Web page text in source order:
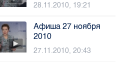
28.11.2010, 19:21
Афиша 27 ноября
2010
27.11.2010, 20:43